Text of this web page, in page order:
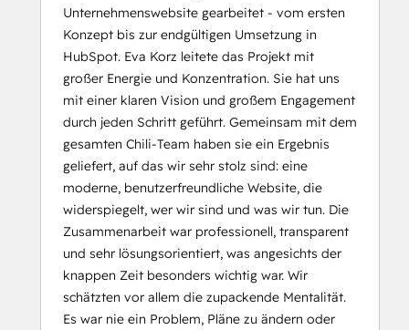
Unternehmenswebsite gearbeitet - vom ersten
Konzept bis zur endgültigen Umsetzung in
HubSpot. Eva Korz leitete das Projekt mit
großer Energie und Konzentration. Sie hat uns
mit einer klaren Vision und großem Engagement
durch jeden Schritt geführt. Gemeinsam mit dem
gesamten Chili-Team haben sie ein Ergebnis
geliefert, auf das wir sehr stolz sind: eine
moderne, benutzerfreundliche Website, die
widerspiegelt, wer wir sind und was wir tun. Die
Zusammenarbeit war professionell, transparent
und sehr lösungsorientiert, was angesichts der
knappen Zeit besonders wichtig war. Wir
schätzten vor allem die zupackende Mentalität.
Es war nie ein Problem, Pläne zu ändern oder